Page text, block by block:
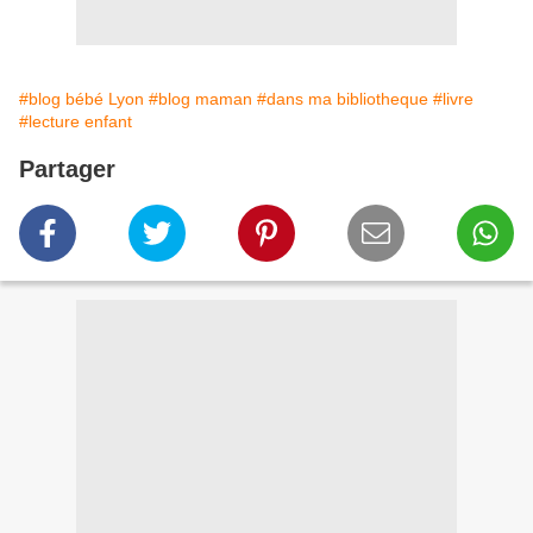
#blog bébé Lyon #blog maman #dans ma bibliotheque #livre
#lecture enfant
Partager